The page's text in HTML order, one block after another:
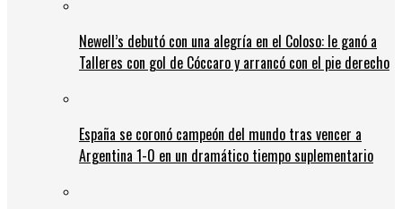
Newell’s debutó con una alegría en el Coloso: le ganó a
Talleres con gol de Cóccaro y arrancó con el pie derecho
España se coronó campeón del mundo tras vencer a
Argentina 1-0 en un dramático tiempo suplementario